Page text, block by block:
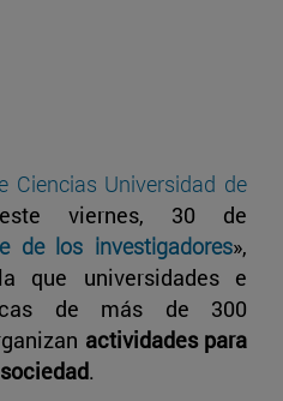
Ciencias Universidad de
viernes, 30 de
de los investigadores»,
que universidades e
de más de 300
actividades para
.